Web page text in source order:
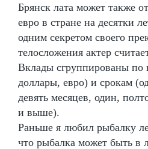
Брянск лата может также
евро в стране на десятки
одним секретом своего
телосложения актер
Вклады сгруппированы по
доллары, евро) и срокам
девять месяцев, один,
и выше).
Раньше я любил рыбалку
что рыбалка может быть в